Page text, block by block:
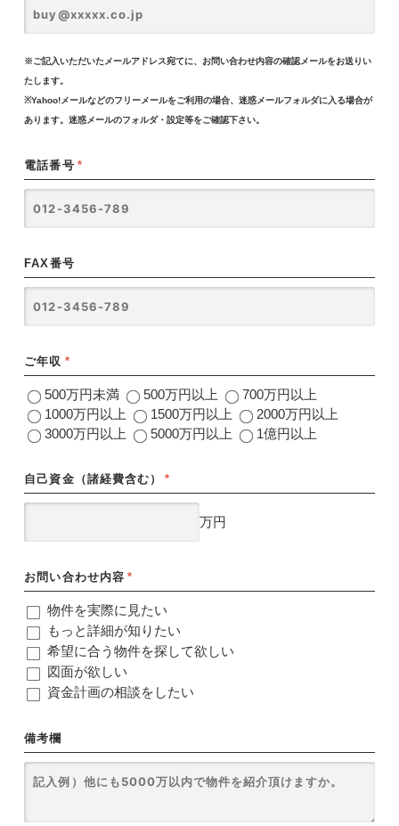
※ご記入いただいたメールアドレス宛てに、お問い合わせ内容の確認メールをお送りい
たします。
※Yahoo!メールなどのフリーメールをご利用の場合、迷惑メールフォルダに入る場合が
あります。迷惑メールのフォルダ・設定等をご確認下さい。
電話番号 *
FAX番号
ご年収 *
500万円未満 500万円以上
700万円以上
1000万円以上
1500万円以上
2000万円以上
3000万円以上
5000万円以上 1億円以上
自己資金（諸経費含む） *
万円
お問い合わせ内容 *
物件を実際に見たい
もっと詳細が知りたい
希望に合う物件を探して欲しい
図面が欲しい
資金計画の相談をしたい
備考欄